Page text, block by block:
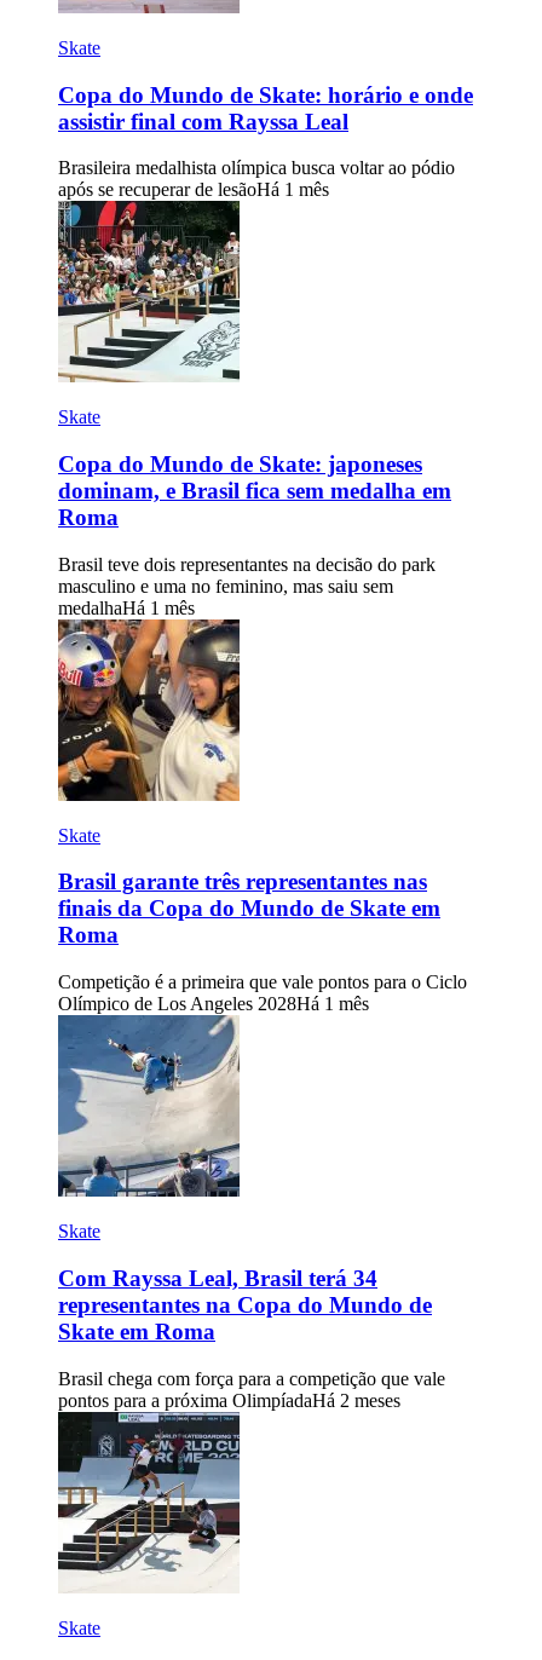
Skate
Copa do Mundo de Skate: horário e onde
assistir final com Rayssa Leal
Brasileira medalhista olímpica busca voltar ao pódio
após se recuperar de lesãoHá 1 mês
Skate
Copa do Mundo de Skate: japoneses
dominam, e Brasil fica sem medalha em
Roma
Brasil teve dois representantes na decisão do park
masculino e uma no feminino, mas saiu sem
medalhaHá 1 mês
Skate
Brasil garante três representantes nas
finais da Copa do Mundo de Skate em
Roma
Competição é a primeira que vale pontos para o Ciclo
Olímpico de Los Angeles 2028Há 1 mês
Skate
Com Rayssa Leal, Brasil terá 34
representantes na Copa do Mundo de
Skate em Roma
Brasil chega com força para a competição que vale
pontos para a próxima OlimpíadaHá 2 meses
Skate